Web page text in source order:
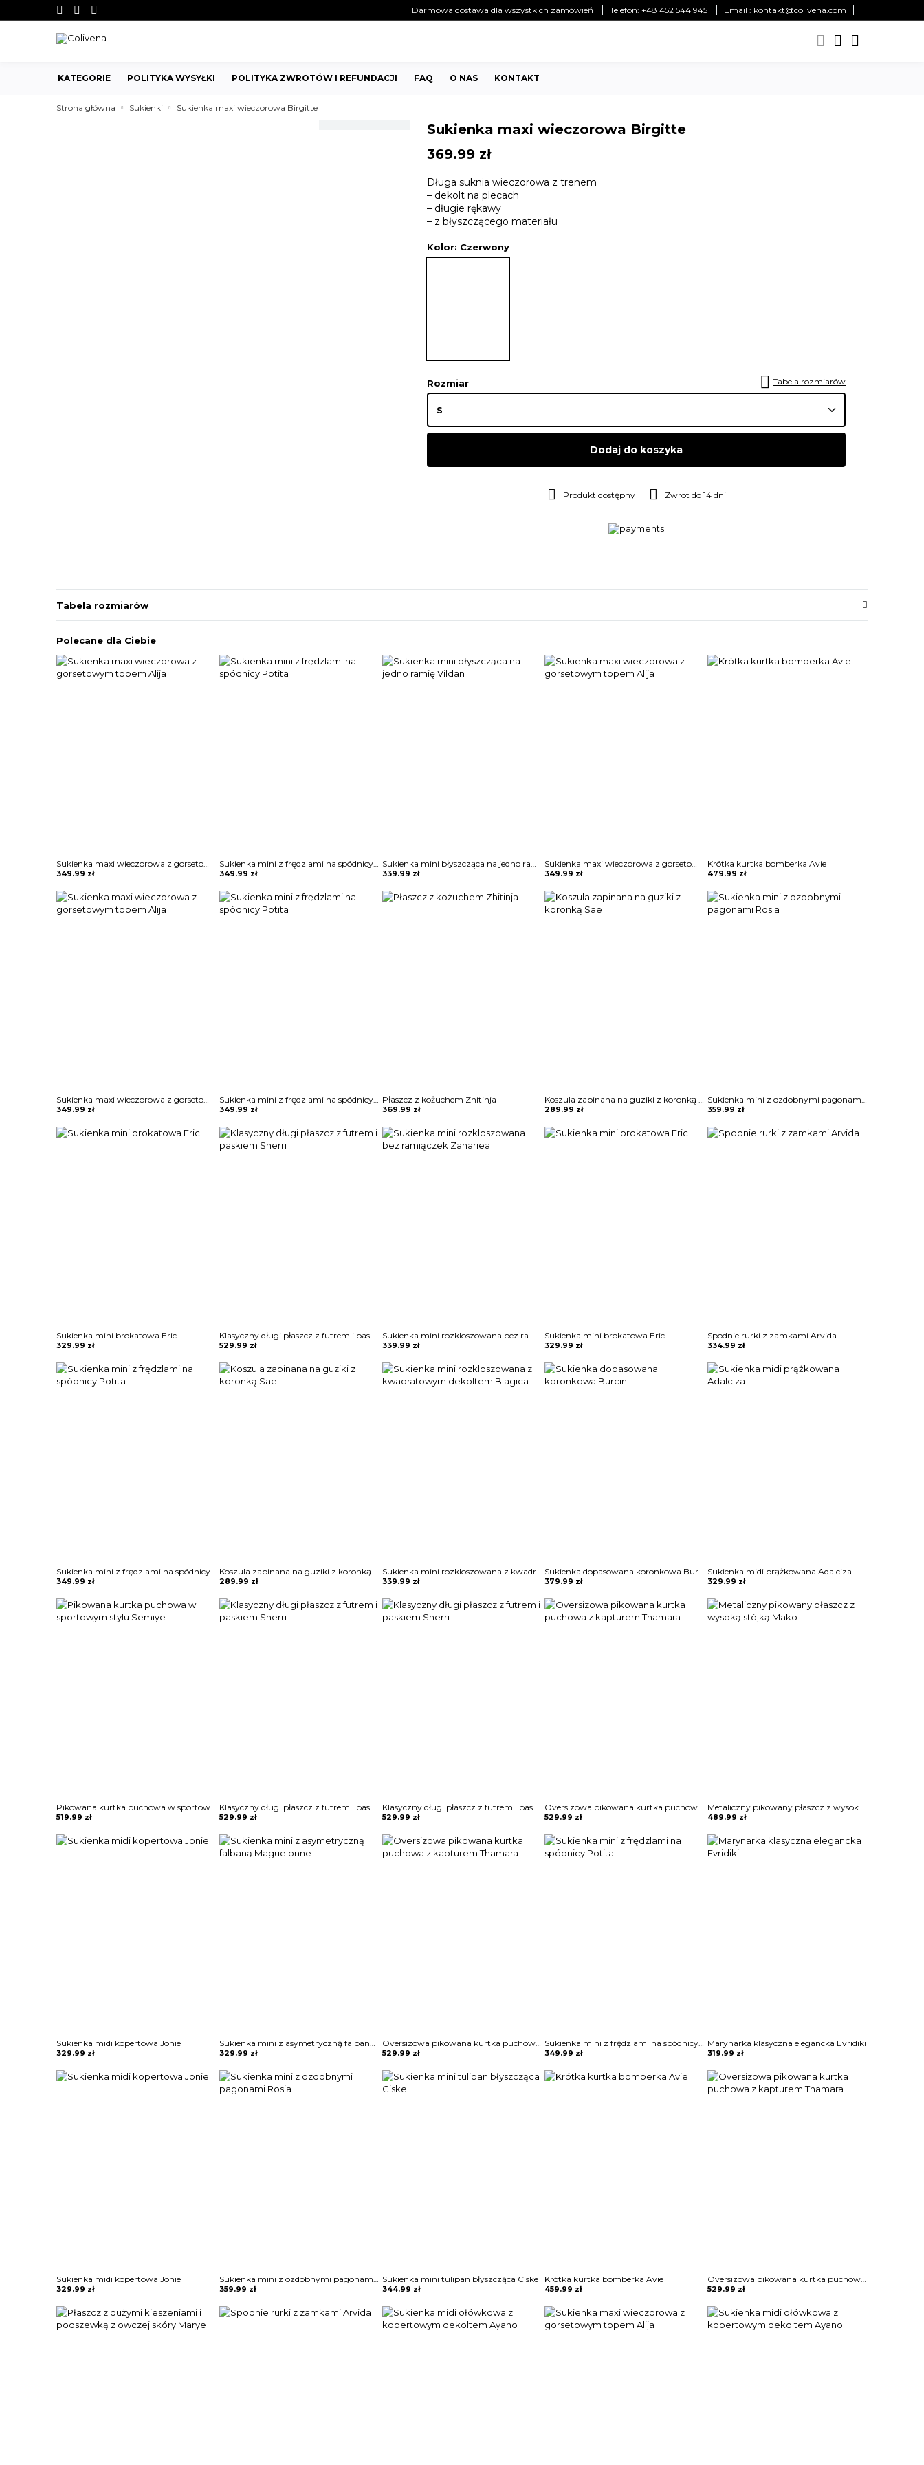
Darmowa dostawa dla wszystkich zamówień Telefon: +48 452 544 945 Email : kontakt@colivena.com
KATEGORIE POLITYKA WYSYŁKI POLITYKA ZWROTÓW I REFUNDACJI FAQ O NAS KONTAKT
Strona główna Sukienki Sukienka maxi wieczorowa Birgitte
Sukienka maxi wieczorowa Birgitte
369.99 zł
Długa suknia wieczorowa z trenem
– dekolt na plecach
– długie rękawy
– z błyszczącego materiału
Kolor: Czerwony
Rozmiar Tabela rozmiarów
Dodaj do koszyka
Produkt dostępny Zwrot do 14 dni
Tabela rozmiarów
Polecane dla Ciebie
349.99 zł
Sukienka mini z frędzlami na spódnicy Potita
349.99 zł 339.99 zł 349.99 zł
Krótka kurtka bomberka Avie
479.99 zł
349.99 zł
Sukienka mini z frędzlami na spódnicy Potita
349.99 zł
Płaszcz z kożuchem Zhitinja
369.99 zł 289.99 zł 359.99 zł
Sukienka mini brokatowa Eric
329.99 zł
Klasyczny długi płaszcz z futrem i paskiem Sherri
529.99 zł 339.99 zł
Sukienka mini brokatowa Eric
329.99 zł
Spodnie rurki z zamkami Arvida
334.99 zł
349.99 zł 289.99 zł
Sukienka mini rozkloszowana z kwadratowym dekoltem Blagica
339.99 zł 379.99 zł
Sukienka midi prążkowana Adalciza
329.99 zł
519.99 zł
Klasyczny długi płaszcz z futrem i paskiem Sherri
529.99 zł
Klasyczny długi płaszcz z futrem i paskiem Sherri
529.99 zł 529.99 zł 489.99 zł
Sukienka midi kopertowa Jonie
329.99 zł 329.99 zł
Oversizowa pikowana kurtka puchowa z kapturem Thamara
529.99 zł 349.99 zł
Marynarka klasyczna elegancka Evridiki
319.99 zł
Sukienka midi kopertowa Jonie
329.99 zł 359.99 zł
Sukienka mini tulipan błyszcząca Ciske
344.99 zł
Krótka kurtka bomberka Avie
459.99 zł 529.99 zł